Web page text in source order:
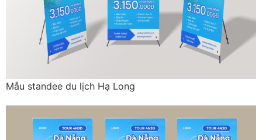
Mẫu standee du lịch Hạ Long